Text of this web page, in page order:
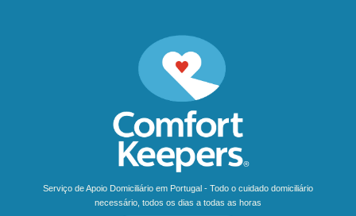
Serviço de Apoio Domiciliário em Portugal - Todo o cuidado domiciliário
necessário, todos os dias a todas as horas